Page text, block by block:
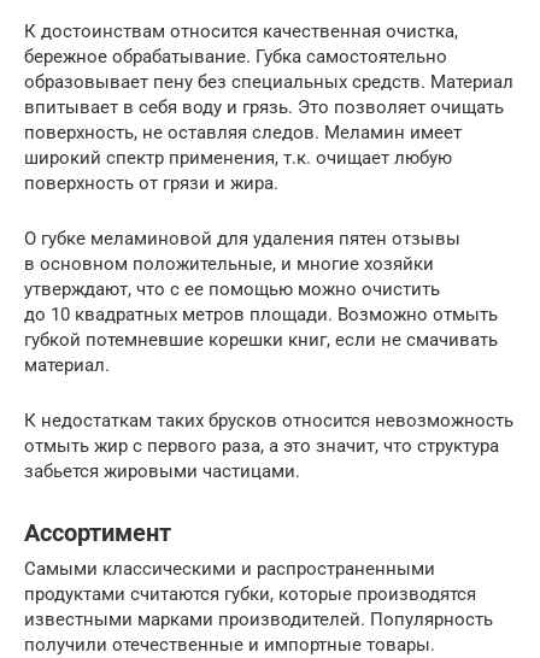
К достоинствам относится качественная очистка,
бережное обрабатывание. Губка самостоятельно
образовывает пену без специальных средств. Материал
впитывает в себя воду и грязь. Это позволяет очищать
поверхность, не оставляя следов. Меламин имеет
широкий спектр применения, т.к. очищает любую
поверхность от грязи и жира.
О губке меламиновой для удаления пятен отзывы
в основном положительные, и многие хозяйки
утверждают, что с ее помощью можно очистить
до 10 квадратных метров площади. Возможно отмыть
губкой потемневшие корешки книг, если не смачивать
материал.
К недостаткам таких брусков относится невозможность
отмыть жир с первого раза, а это значит, что структура
забьется жировыми частицами.
Ассортимент
Самыми классическими и распространенными
продуктами считаются губки, которые производятся
известными марками производителей. Популярность
получили отечественные и импортные товары.